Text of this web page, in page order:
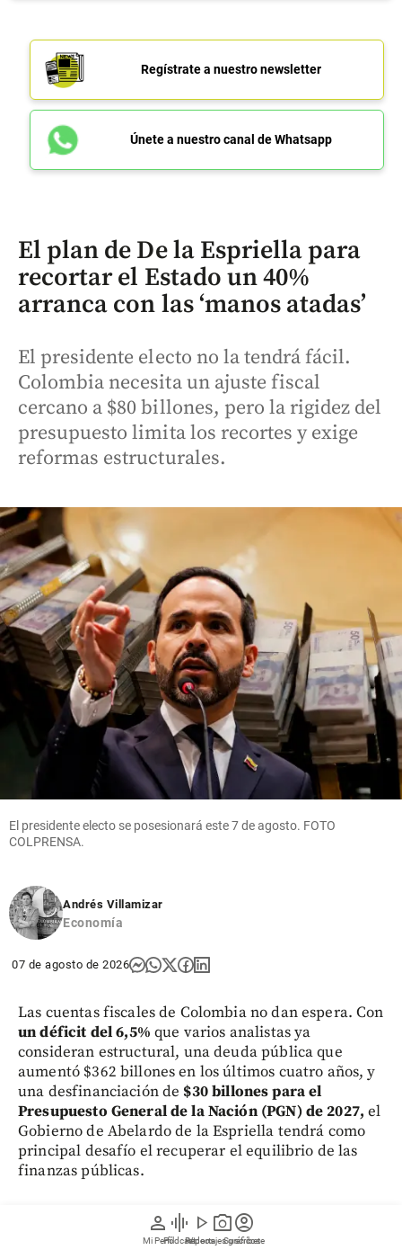
person
Mi Perfil
graphic_eq
Pódcast
play_arrow
Videos
photo_camera
Reportajes gráficos
account_circle
Suscríbete
Regístrate a nuestro newsletter
Únete a nuestro canal de Whatsapp
El plan de De la Espriella para
recortar el Estado un 40%
arranca con las ‘manos atadas’
El presidente electo no la tendrá fácil.
Colombia necesita un ajuste fiscal
cercano a $80 billones, pero la rigidez del
presupuesto limita los recortes y exige
reformas estructurales.
El presidente electo se posesionará este 7 de agosto. FOTO
COLPRENSA.
Andrés Villamizar
Economía
07 de agosto de 2026
Las cuentas fiscales de Colombia no dan espera. Con
un déficit del 6,5% que varios analistas ya
consideran estructural, una deuda pública que
aumentó $362 billones en los últimos cuatro años, y
una desfinanciación de $30 billones para el
Presupuesto General de la Nación (PGN) de 2027, el
Gobierno de Abelardo de la Espriella tendrá como
principal desafío el recuperar el equilibrio de las
finanzas públicas.
Los expertos consultados coinciden en que el país
requiere un ajuste fiscal equivalente a cuatro puntos